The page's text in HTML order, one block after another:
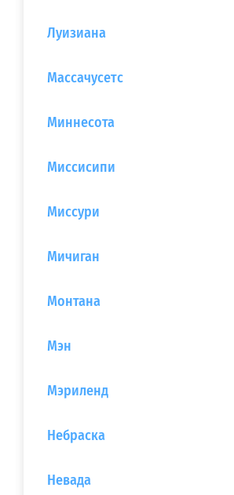
Луизиана
Массачусетс
Миннесота
Миссисипи
Миссури
Мичиган
Монтана
Мэн
Мэриленд
Небраска
Невада